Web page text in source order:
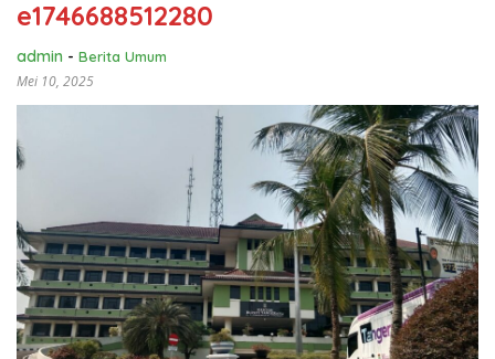
e1746688512280
admin - Berita Umum
Mei 10, 2025